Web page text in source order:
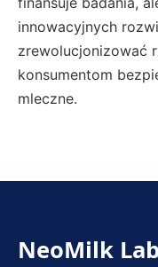
innowacyjnych
zrewolucjonizować
konsumentom
mleczne.
NeoMilk Lab